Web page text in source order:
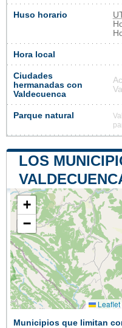
Huso horario
Hora local
Ciudades
hermanadas con
Valdecuenca
Parque natural
LOS
+
−
Leaflet
Municipios que limitan